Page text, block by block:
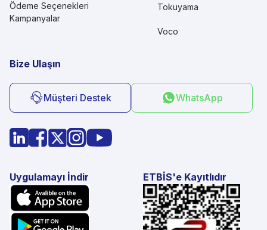
Ödeme Seçenekleri
Kampanyalar
Tokuyama
Voco
Bize Ulaşın
Müşteri Destek WhatsApp
Uygulamayı İndir ETBİS'e Kayıtlıdır